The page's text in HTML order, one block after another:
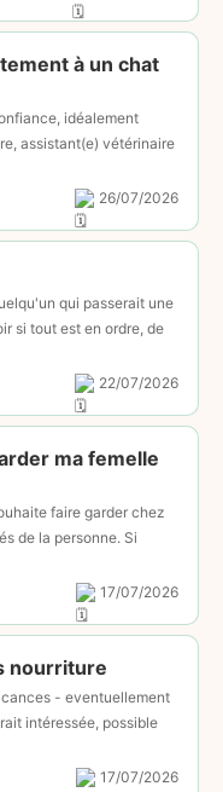
à un chat
idéalement
assistant(e) vétérinaire
26/07/2026
qui passerait une
si tout est en ordre, de
22/07/2026
ma femelle
faire garder chez
de la personne. Si
17/07/2026
nourriture
- eventuellement
intéressée, possible
17/07/2026